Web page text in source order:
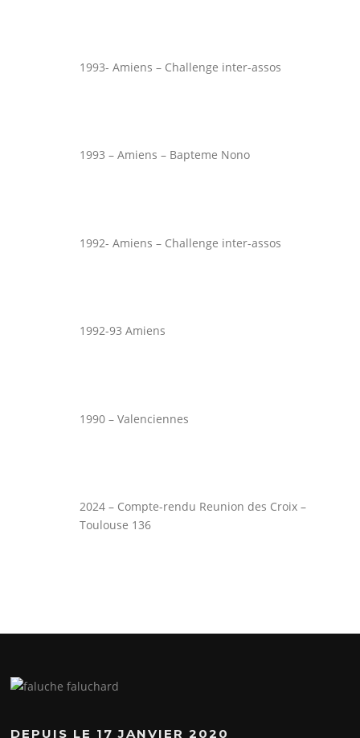
1993- Amiens – Challenge inter-assos
1993 – Amiens – Bapteme Nono
1992- Amiens – Challenge inter-assos
1992-93 Amiens
1990 – Valenciennes
2024 – Compte-rendu Reunion des Croix –
Toulouse 136
DEPUIS LE 17 JANVIER 2020